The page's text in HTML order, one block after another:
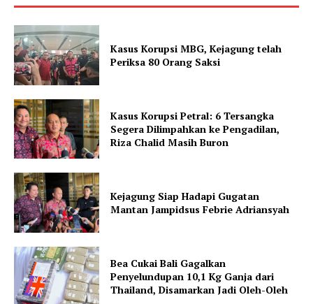
Kasus Korupsi MBG, Kejagung telah
Periksa 80 Orang Saksi
Kasus Korupsi Petral: 6 Tersangka
Segera Dilimpahkan ke Pengadilan,
Riza Chalid Masih Buron
Kejagung Siap Hadapi Gugatan
Mantan Jampidsus Febrie Adriansyah
Bea Cukai Bali Gagalkan
Penyelundupan 10,1 Kg Ganja dari
Thailand, Disamarkan Jadi Oleh-Oleh